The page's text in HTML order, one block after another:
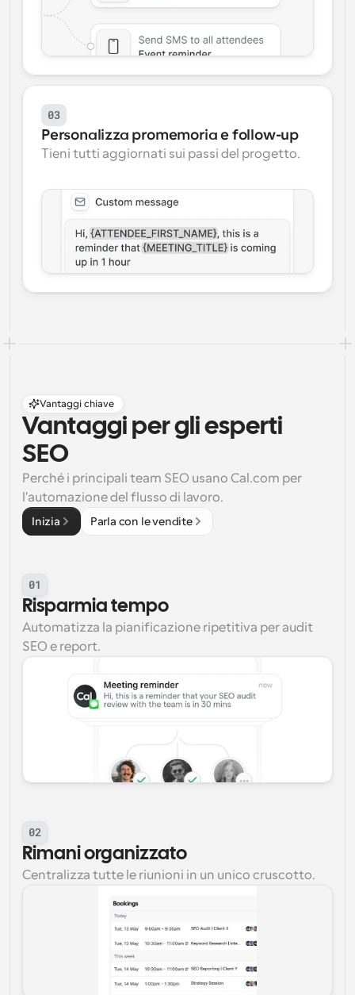
03
Personalizza promemoria e follow-up
Tieni tutti aggiornati sui passi del progetto.
Vantaggi chiave
Vantaggi per gli esperti
SEO
Perché i principali team SEO usano Cal.com per
l'automazione del flusso di lavoro.
Inizia Parla con le vendite
01
Risparmia tempo
Automatizza la pianificazione ripetitiva per audit
SEO e report.
02
Rimani organizzato
Centralizza tutte le riunioni in un unico cruscotto.